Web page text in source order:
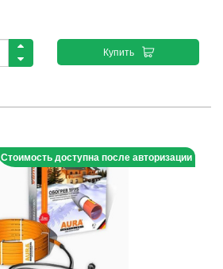
Купить
Стоимость доступна после авторизации